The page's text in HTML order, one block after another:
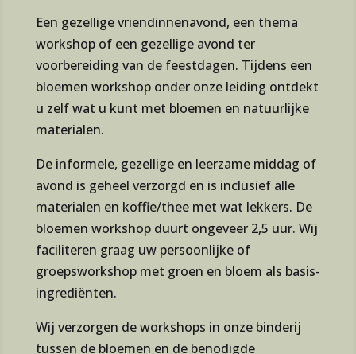
Een gezellige vriendinnenavond, een thema
workshop of een gezellige avond ter
voorbereiding van de feestdagen. Tijdens een
bloemen workshop onder onze leiding ontdekt
u zelf wat u kunt met bloemen en natuurlijke
materialen.
De informele, gezellige en leerzame middag of
avond is geheel verzorgd en is inclusief alle
materialen en koffie/thee met wat lekkers. De
bloemen workshop duurt ongeveer 2,5 uur. Wij
faciliteren graag uw persoonlijke of
groepsworkshop met groen en bloem als basis-
ingrediënten.
Wij verzorgen de workshops in onze binderij
tussen de bloemen en de benodigde